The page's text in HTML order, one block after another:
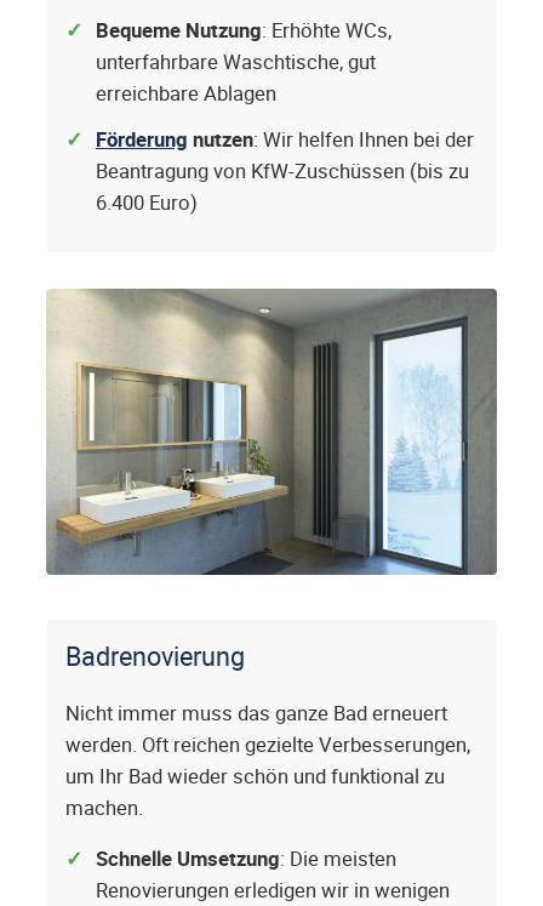
Bequeme Nutzung: Erhöhte WCs,
unterfahrbare Waschtische, gut
erreichbare Ablagen
Förderung nutzen: Wir helfen Ihnen bei der
Beantragung von KfW-Zuschüssen (bis zu
6.400 Euro)
Badrenovierung
Nicht immer muss das ganze Bad erneuert
werden. Oft reichen gezielte Verbesserungen,
um Ihr Bad wieder schön und funktional zu
machen.
Schnelle Umsetzung: Die meisten
Renovierungen erledigen wir in wenigen